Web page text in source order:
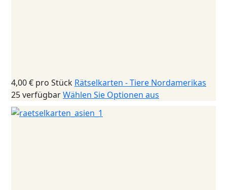
4,00 € pro Stück Rätselkarten - Tiere Nordamerikas
25 verfügbarWählen Sie Optionen aus